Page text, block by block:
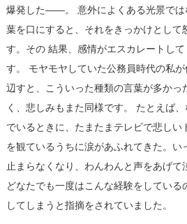
爆発した――。 意外によくある光景では
葉を口にすると、それをきっかけとして
す。その 結果、感情がエスカレートし
す。 モヤモヤしていた公務員時代の私
辺すと、こういった種類の言葉が多かっ
く、悲しみもまた同様です。 たとえば
でいるときに、たまたまテレビで悲しい
を観ているうちに涙があふれてきた。い
止まらなくなり、わんわんと声をあげて
どなたでも一度はこんな経験をしてい
してしまうと指摘をされていました。